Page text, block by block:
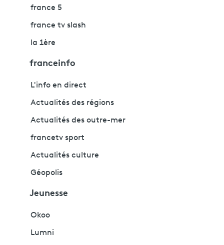
france 5
france tv slash
la 1ère
franceinfo
L'info en direct
Actualités des régions
Actualités des outre-mer
francetv sport
Actualités culture
Géopolis
Jeunesse
Okoo
Lumni